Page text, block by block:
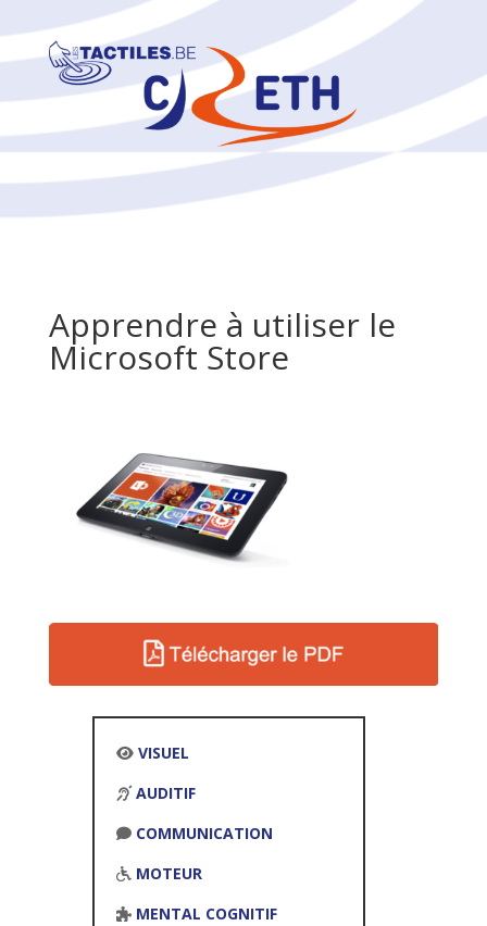
Apprendre à utiliser le
Microsoft Store
VISUEL
AUDITIF
COMMUNICATION
MOTEUR
MENTAL COGNITIF